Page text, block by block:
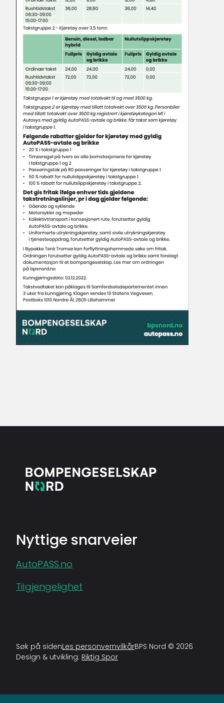
Nyttige snarveier
AutoPASS.no
Tilgjengelighet
Søk på sidenLes personvernvilkårBPS Nord © 2026
Design & utvikling: Riktig Spor